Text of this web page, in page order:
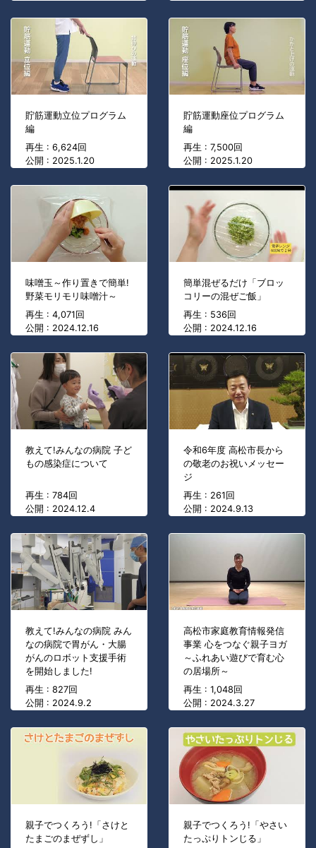
貯筋運動立位プログラム
編
再生 : 6,624回
公開 : 2025.1.20
貯筋運動座位プログラム
編
再生 : 7,500回
公開 : 2025.1.20
味噌玉～作り置きで簡単!
野菜モリモリ味噌汁～
再生 : 4,071回
公開 : 2024.12.16
簡単混ぜるだけ「ブロッ
コリーの混ぜご飯」
再生 : 536回
公開 : 2024.12.16
教えて!みんなの病院 子ど
もの感染症について
再生 : 784回
公開 : 2024.12.4
令和6年度 高松市長から
の敬老のお祝いメッセー
ジ
再生 : 261回
公開 : 2024.9.13
教えて!みんなの病院 みん
なの病院で胃がん・大腸
がんのロボット支援手術
を開始しました!
再生 : 827回
公開 : 2024.9.2
高松市家庭教育情報発信
事業 心をつなぐ親子ヨガ
～ふれあい遊びで育む心
の居場所～
再生 : 1,048回
公開 : 2024.3.27
親子でつくろう!「さけと
たまごのまぜずし」
親子でつくろう!「やさい
たっぷりトンじる」